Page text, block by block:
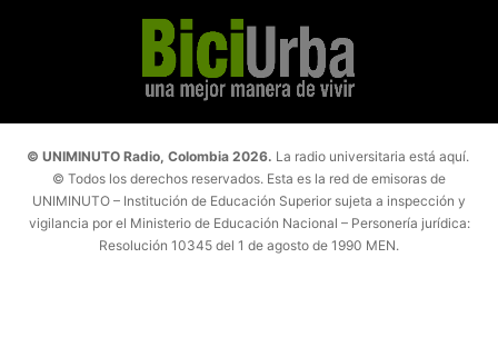
© UNIMINUTO Radio, Colombia 2026. La radio universitaria está aquí.
© Todos los derechos reservados. Esta es la red de emisoras de
UNIMINUTO – Institución de Educación Superior sujeta a inspección y
vigilancia por el Ministerio de Educación Nacional – Personería jurídica:
Resolución 10345 del 1 de agosto de 1990 MEN.